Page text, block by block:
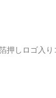
押しロゴ入り